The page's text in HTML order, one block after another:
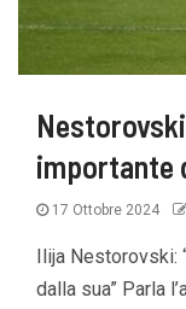
importante
17 Ottobre 2024
Ilija
dalla sua” Parla